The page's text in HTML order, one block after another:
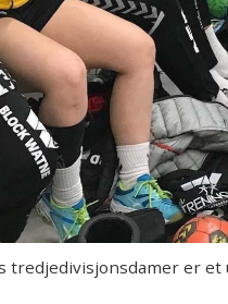
tredjedivisjonsdamer er